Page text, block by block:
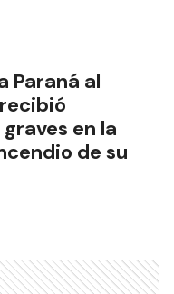
Paraná al
en la
de su